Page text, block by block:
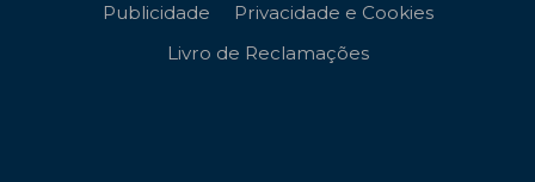
Publicidade
Privacidade e Cookies
Livro de Reclamações